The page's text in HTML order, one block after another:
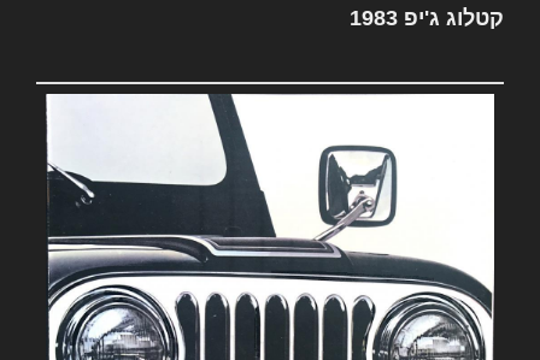
קטלוג ג'יפ 1983